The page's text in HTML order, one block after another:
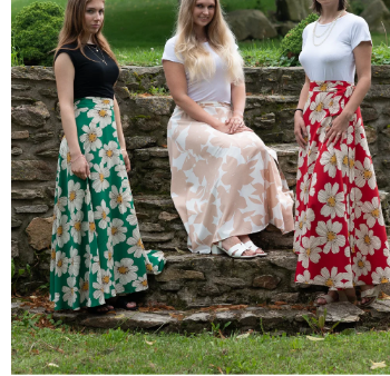
ZAVINOVACÍ SUKNĚ ČERVENÝ PRUH
5CM
850 Kč